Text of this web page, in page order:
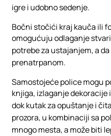
igre i udobno sedenje.
Bočni stočići kraj kauča ili
omogućuju odlaganje
potrebe za ustajanjem, a
prenatrpanom.
Samostojeće police mogu
knjiga, izlaganje
dok kutak za opuštanje i
prozora, u kombinaciji sa
mnogo mesta, a može biti